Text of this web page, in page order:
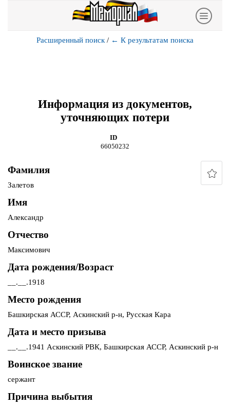
Расширенный поиск / ← К результатам поиска
Информация из документов,
уточняющих потери
ID
66050232
Фамилия
Залетов
Имя
Александр
Отчество
Максимович
Дата рождения/Возраст
__.__.1918
Место рождения
Башкирская АССР, Аскинский р-н, Русская Кара
Дата и место призыва
__.__.1941 Аскинский РВК, Башкирская АССР, Аскинский р-н
Воинское звание
сержант
Причина выбытия